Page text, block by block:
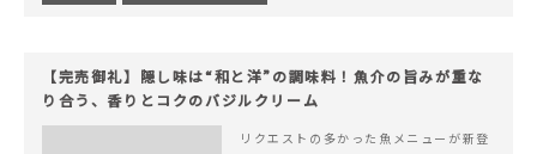
【完売御礼】隠し味は“和と洋”の調味料！魚介の旨みが重な
り合う、香りとコクのバジルクリーム
リクエストの多かった魚メニューが新登